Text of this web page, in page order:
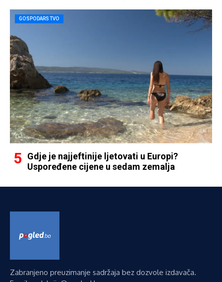
GOSPODARSTVO
Gdje je najjeftinije ljetovati u Europi?
Uspoređene cijene u sedam zemalja
Zabranjeno preuzimanje sadržaja bez dozvole izdavača.